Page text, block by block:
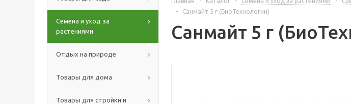
Семена и уход за
растениями
Отдых на природе
Товары для дома
Товары для стройки и
-
Санмайт 5 г (БиоТехнологии)
Санмайт 5 г